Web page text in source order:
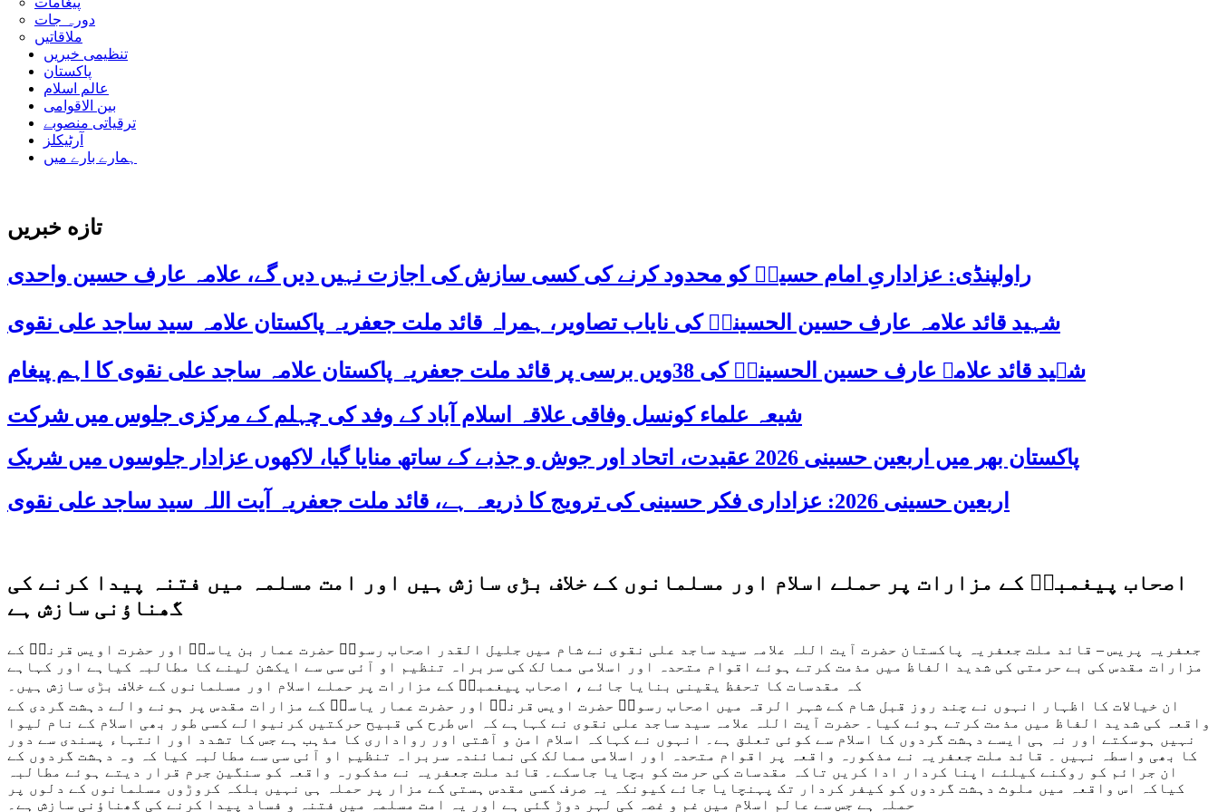
دورہ جات
ملاقاتیں
تنظیمی خبریں
پاکستان
عالم اسلام
بین الاقوامی
ترقیاتی منصوبے
آرٹیکلز
ہمارے بارے میں
تازه خبریں
راولپنڈی: عزاداریِ امام حسینؑ کو محدود کرنے کی کسی سازش کی اجازت نہیں دیں گے، علامہ عارف حسین واحدی
شہید قائد علامہ عارف حسین الحسینیؒ کی نایاب تصاویر، ہمراہ قائد ملت جعفریہ پاکستان علامہ سید ساجد علی نقوی
شہید قائد علامہ عارف حسین الحسینیؒ کی 38ویں برسی پر قائد ملت جعفریہ پاکستان علامہ ساجد علی نقوی کا اہم پیغام
شیعہ علماء کونسل وفاقی علاقہ اسلام آباد کے وفد کی چہلم کے مرکزی جلوس میں شرکت
پاکستان بھر میں اربعین حسینی 2026 عقیدت، اتحاد اور جوش و جذبے کے ساتھ منایا گیا، لاکھوں عزادار جلوسوں میں شریک
اربعین حسینی 2026: عزاداری فکر حسینی کی ترویج کا ذریعہ ہے، قائد ملت جعفریہ آیت اللہ سید ساجد علی نقوی
اصحاب پیغمبرؐ کے مزارات پر حملے اسلام اور مسلمانوں کے خلاف بڑی سازش ہیں اور امت مسلمہ میں فتنہ پیدا کرنے کی
گھناؤنی سازش ہے
جعفریہ پریس – قائد ملت جعفریہ پاکستان حضرت آیت اللہ علامہ سید ساجد علی نقوی نے شام میں جلیل القدر اصحاب رسولؐ حضرت عمار بن یاسرؓ اور حضرت اویس قرنیؓ کے
مزارات مقدس کی بے حرمتی کی شدید الفاظ میں مذمت کرتے ہوئے اقوام متحدہ اور اسلامی ممالک کی سربراہ تنظیم او آئی سی سے ایکشن لینے کا مطالبہ کیاہے اور کہاہے
کہ مقدسات کا تحفظ یقینی بنایا جائے ، اصحاب پیغمبرؐ کے مزارات پر حملے اسلام اور مسلمانوں کے خلاف بڑی سازش ہیں۔
ان خیالات کا اظہار انہوں نے چند روز قبل شام کے شہر الرقہ میں اصحاب رسولؐ حضرت اویس قرنیؓ اور حضرت عمار یاسرؓ کے مزارات مقدس پر ہونے والے دہشت گردی کے
واقعہ کی شدید الفاظ میں مذمت کرتے ہوئے کیا۔ حضرت آیت اللہ علامہ سید ساجد علی نقوی نے کہاہے کہ اس طرح کی قبیح حرکتیں کرنیوالے کسی طور بھی اسلام کے نام لیوا
نہیں ہوسکتے اور نہ ہی ایسے دہشت گردوں کا اسلام سے کوئی تعلق ہے۔ انہوں نے کہاکہ اسلام امن و آشتی اور رواداری کا مذہب ہے جس کا تشدد اور انتہاء پسندی سے دور
کا بھی واسطہ نہیں ۔ قائد ملت جعفریہ نے مذکورہ واقعہ پر اقوام متحدہ اور اسلامی ممالک کی نمائندہ سربراہ تنظیم او آئی سی سے مطالبہ کیا کہ وہ دہشت گردوں کے
ان جرائم کو روکنے کیلئے اپنا کردار ادا کریں تاکہ مقدسات کی حرمت کو بچایا جاسکے۔ قائد ملت جعفریہ نے مذکورہ واقعہ کو سنگین جرم قرار دیتے ہوئے مطالبہ
کیاکہ اس واقعہ میں ملوث دہشت گردوں کو کیفر کردار تک پہنچایا جائے کیونکہ یہ صرف کسی مقدس ہستی کے مزار پر حملہ ہی نہیں بلکہ کروڑوں مسلمانوں کے دلوں پر
حملہ ہے جس سے عالم اسلام میں غم و غصہ کی لہر دوڑ گئی ہے اور یہ امت مسلمہ میں فتنہ و فساد پیدا کرنے کی گھناؤنی سازش ہے۔